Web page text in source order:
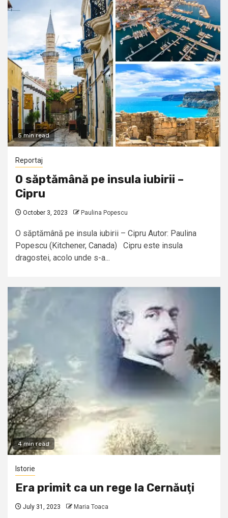
5 min read
Reportaj
O săptămână pe insula iubirii –
Cipru
October 3, 2023 Paulina Popescu
O săptămână pe insula iubirii – Cipru Autor: Paulina
Popescu (Kitchener, Canada) Cipru este insula
dragostei, acolo unde s-a...
4 min read
Istorie
Era primit ca un rege la Cernăuţi
July 31, 2023 Maria Toaca